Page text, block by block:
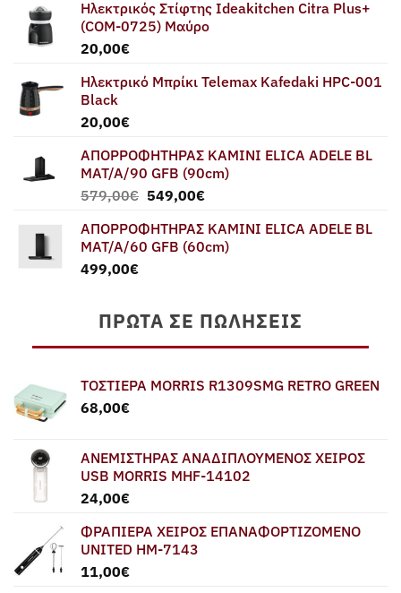
Ηλεκτρικός Στίφτης Ideakitchen Citra Plus+
(COM-0725) Μαύρο
20,00€
Ηλεκτρικό Μπρίκι Telemax Kafedaki HPC-001
Black
20,00€
ΑΠΟΡΡΟΦΗΤΗΡΑΣ ΚΑΜΙΝΙ ELICA ADELE BL
MAT/A/90 GFB (90cm)
579,00€ Original
was:
579,00€.
549,00€Η
τιμή
είναι:
ΑΠΟΡΡΟΦΗΤΗΡΑΣ ΚΑΜΙΝΙ ELICA ADELE BL
MAT/A/60 GFB (60cm)
499,00€
ΠΡΏΤΑ ΣΕ ΠΩΛΉΣΕΙΣ
ΤΟΣΤΙΕΡΑ MORRIS R1309SMG RETRO GREEN
68,00€
ΑΝΕΜΙΣΤΗΡΑΣ ΑΝΑΔΙΠΛΟΥΜΕΝΟΣ ΧΕΙΡΟΣ
USB MORRIS MHF-14102
24,00€
ΦΡΑΠΙΕΡΑ ΧΕΙΡΟΣ ΕΠΑΝΑΦΟΡΤΙΖΟΜΕΝΟ
UNITED HM-7143
11,00€